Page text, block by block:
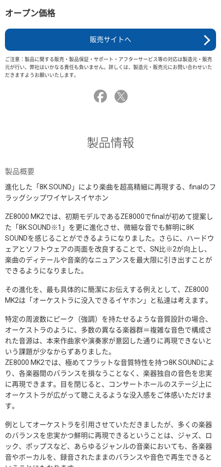
オープン価格
販売サイトへ
ご注意：製品に関する販売・製品保証・サポート・アフターサービス等の対応は製造元・販売
元が行い、弊社はいかなる責任も負いません。詳しくは、製造元・販売元にお問い合わせいた
だきますようお願いいたします。
製品情報
製品概要
進化した「8K SOUND」により楽曲を超高精細に再現する、finalのフ
ラッグシップワイヤレスイヤホン
ZE8000 MK2では、初期モデルであるZE8000でfinalが初めて提案し
た「8K SOUND※1」を更に進化させ、微細な音でも鮮明に8K
SOUNDを感じることができるようになりました。さらに、ハードウ
ェアとソフトウェアの両面を改良することで、SN比※2が向上し、
楽曲のディテールや音楽的なニュアンスを最大限に引き出すことが
できるようになりました。
その進化を、最も具体的に簡潔にお伝えする例えとして、ZE8000
MK2は「オーケストラに没入できるイヤホン」と私達は考えます。
特定の周波数にピーク（強調）を持たせるような音質設計の場合、
オーケストラのように、多数の異なる楽器群＝複雑な音色で構成さ
れた音源は、本来作曲家や演奏家が意図した通りに再現できないと
いう課題が少なからずありました。
ZE8000 MK2では、極めてフラットな音質特性を持つ8K SOUNDによ
り、各楽器間のバランスを損なうことなく、楽器独自の音色を忠実
に再現できます。目を閉じると、コンサートホールのステージ上に
オーケストラが広がって聴こえるような没入感をご体感いただけま
す。
例としてオーケストラを引用させていただきましたが、多くの楽器
のバランスを忠実かつ鮮明に再現できるということは、ジャズ、ロ
ック、ポップスなど、あらゆるジャンルの音楽においても、各楽器
音やボーカルを、録音されたままのバランスや音色で再生できると